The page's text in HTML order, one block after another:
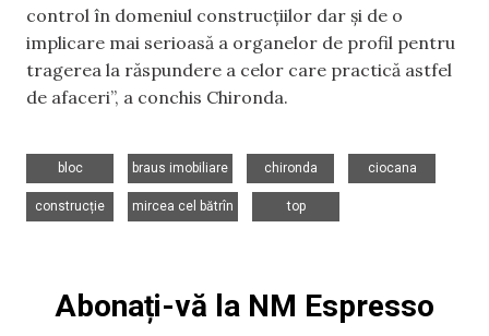
control în domeniul construcțiilor dar și de o
implicare mai serioasă a organelor de profil pentru
tragerea la răspundere a celor care practică astfel
de afaceri”, a conchis Chironda.
bloc
braus imobiliare
chironda
ciocana
construcție
mircea cel bătrîn
top
Abonați-vă la NM Espresso